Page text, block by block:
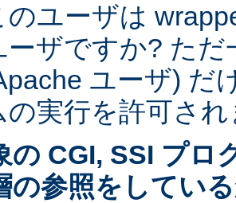
のユーザは
ーザですか? ただ
ユーザ) だ
の実行を許可さ
の CGI, SSI プロ
の参照をしてい